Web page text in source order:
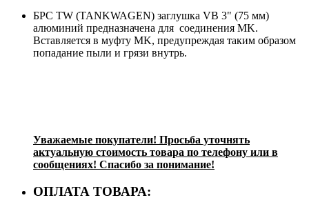
БРС TW (TANKWAGEN) заглушка VB 3" (75 мм)
алюминий предназначена для соединения MK.
Вставляется в муфту MK, предупреждая таким образом
попадание пыли и грязи внутрь.
Уважаемые покупатели! Просьба уточнять
актуальную стоимость товара по телефону или в
сообщениях! Спасибо за понимание!
ОПЛАТА ТОВАРА: